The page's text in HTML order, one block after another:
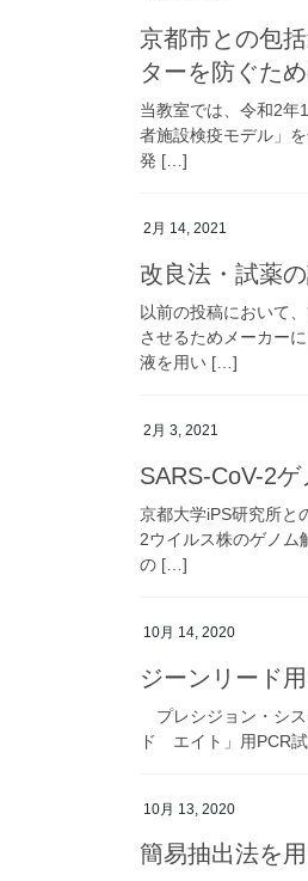
京都市との包
ターを防ぐた
当教室では、令和2年
者施設検疫モデル」
発 […]
2月 14, 2021
改良法・試薬
以前の投稿において
させるためメーカー
液を用い […]
2月 3, 2021
SARS-CoV-2
京都大学iPS研究所と
2ウイルス株のゲノム
の […]
10月 14, 2020
ジーンリード
プレシジョン・シス
ド エイト」用PCR
10月 13, 2020
簡易抽出法を